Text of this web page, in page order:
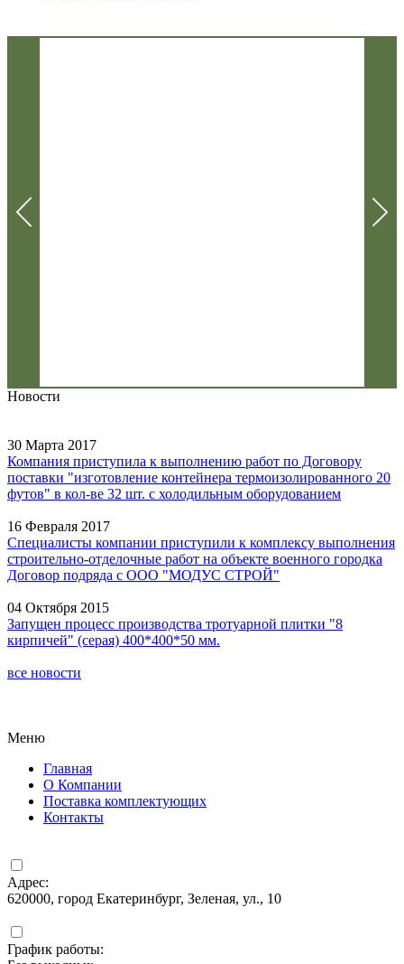
Новости
30 Марта 2017
Компания приступила к выполнению работ по Договору
поставки "изготовление контейнера термоизолированного 20
футов" в кол-ве 32 шт. с холодильным оборудованием
16 Февраля 2017
Специалисты компании приступили к комплексу выполнения
строительно-отделочные работ на объекте военного городка
Договор подряда с ООО "МОДУС СТРОЙ"
04 Октября 2015
Запущен процесс производства тротуарной плитки "8
кирпичей" (серая) 400*400*50 мм.
все новости
Меню
Главная
О Компании
Поставка комплектующих
Контакты
Адрес:
620000, город Екатеринбург, Зеленая, ул., 10
График работы: